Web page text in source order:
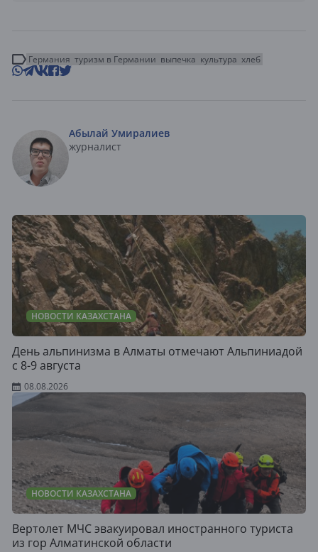
Германия туризм в Германии выпечка культура хлеб
Абылай Умиралиев
журналист
НОВОСТИ КАЗАХСТАНА
День альпинизма в Алматы отмечают Альпиниадой
с 8-9 августа
08.08.2026
НОВОСТИ КАЗАХСТАНА
Вертолет МЧС эвакуировал иностранного туриста
из гор Алматинской области